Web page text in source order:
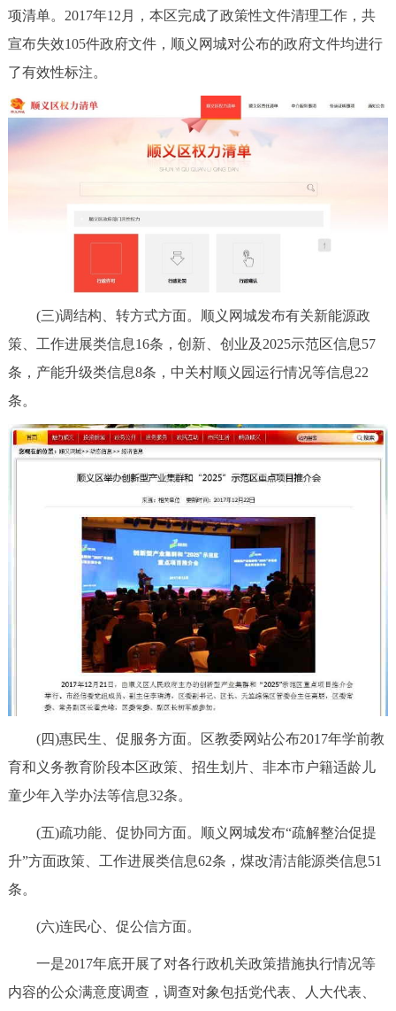
项清单。2017年12月，本区完成了政策性文件清理工作，共
宣布失效105件政府文件，顺义网城对公布的政府文件均进行
了有效性标注。
(三)调结构、转方式方面。顺义网城发布有关新能源政
策、工作进展类信息16条，创新、创业及2025示范区信息57
条，产能升级类信息8条，中关村顺义园运行情况等信息22
条。
(四)惠民生、促服务方面。区教委网站公布2017年学前教
育和义务教育阶段本区政策、招生划片、非本市户籍适龄儿
童少年入学办法等信息32条。
(五)疏功能、促协同方面。顺义网城发布“疏解整治促提
升”方面政策、工作进展类信息62条，煤改清洁能源类信息51
条。
(六)连民心、促公信方面。
一是2017年底开展了对各行政机关政策措施执行情况等
内容的公众满意度调查，调查对象包括党代表、人大代表、